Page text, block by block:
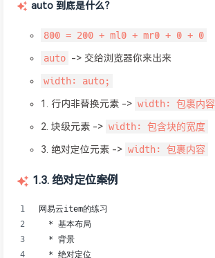
auto 到底是什么？
800 = 200 + ml0 + mr0 + 0 + 0
auto -> 交给浏览器你来出来
width: auto;
1. 行内非替换元素 -> width: 包裹内容
2. 块级元素 -> width: 包含块的宽度
3. 绝对定位元素 -> width: 包裹内容
1.3. 绝对定位案例